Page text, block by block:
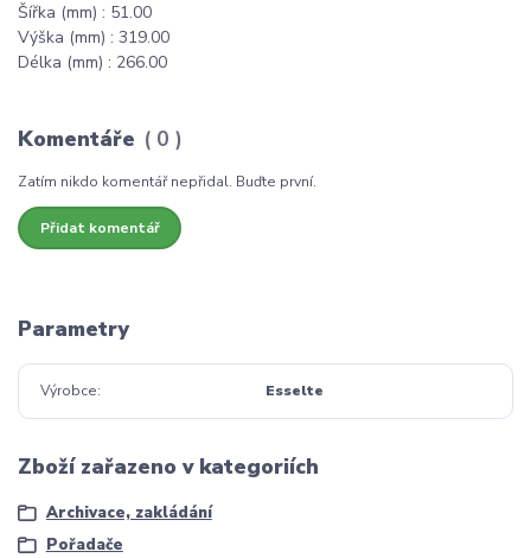
Šířka (mm) : 51.00
Výška (mm) : 319.00
Délka (mm) : 266.00
Komentáře 0
Zatím nikdo komentář nepřidal. Buďte první.
Přidat komentář
Parametry
Výrobce Esselte
Zboží zařazeno v kategoriích
Archivace, zakládání
Pořadače